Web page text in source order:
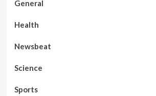
General
Health
Newsbeat
Science
Sports